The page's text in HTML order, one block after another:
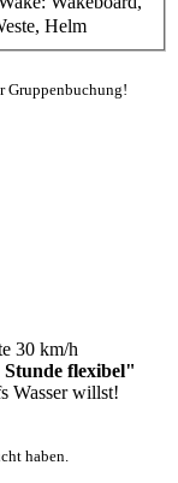
Helm
Gruppenbuchung!
30 km/h
flexibel"
Wasser willst!
haben.